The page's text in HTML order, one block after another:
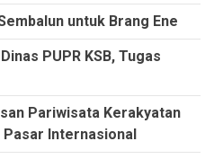
untuk Brang Ene
PUPR KSB, Tugas
Pariwisata Kerakyatan
Internasional